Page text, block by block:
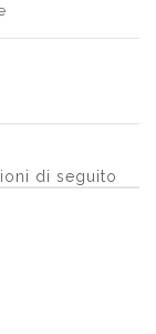
di seguito